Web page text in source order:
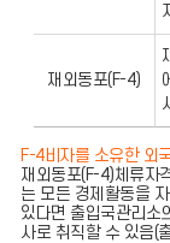
재외동포(F-4)
F-4비자를 소유한 외
재외동포(F-4)체류자
는 모든 경제활동을
있다면 출입국관리소
사로 취직할 수 있음(